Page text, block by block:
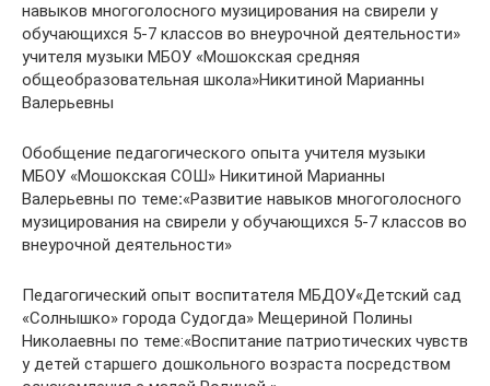
навыков многоголосного музицирования на свирели у
обучающихся 5-7 классов во внеурочной деятельности»
учителя музыки МБОУ «Мошокская средняя
общеобразовательная школа»Никитиной Марианны
Валерьевны
Обобщение педагогического опыта учителя музыки
МБОУ «Мошокская СОШ» Никитиной Марианны
Валерьевны по теме:«Развитие навыков многоголосного
музицирования на свирели у обучающихся 5-7 классов во
внеурочной деятельности»
Педагогический опыт воспитателя МБДОУ«Детский сад
«Солнышко» города Судогда» Мещериной Полины
Николаевны по теме:«Воспитание патриотических чувств
у детей старшего дошкольного возраста посредством